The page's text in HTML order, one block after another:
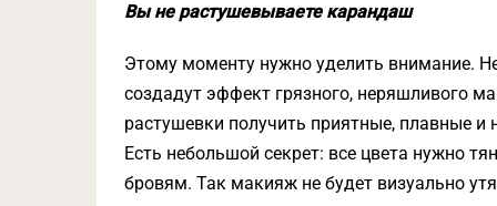
Вы не растушевываете карандаш
Этому моменту нужно уделить внимание.
создадут эффект грязного, неряшливого
растушевки получить приятные, плавные
Есть небольшой секрет: все цвета нужно
бровям. Так макияж не будет визуально